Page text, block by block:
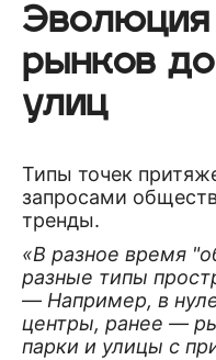
Эволюция
рынков
улиц
Типы точек
запросами
тренды.
«В разное время
разные типы
—Например, в
центры, ранее —
парки и улицы с